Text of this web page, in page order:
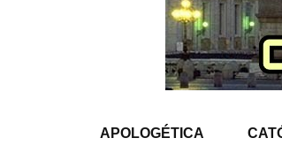
APOLOGÉTICA